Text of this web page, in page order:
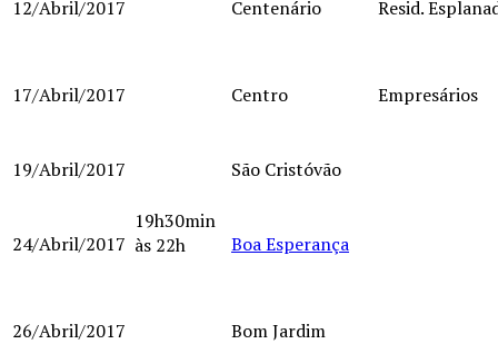
19h30min
às 22h
12/Abril/2017 Centenário Resid.
17/Abril/2017 Centro Empresários
19/Abril/2017 São Cristóvão
24/Abril/2017 Boa Esperança
26/Abril/2017 Bom Jardim